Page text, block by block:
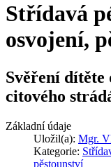
Střídavá
osvojení,
Svěření dítěte
citového
Základní údaje
Uložil(a): Mgr.
Kategorie:
pěstounství